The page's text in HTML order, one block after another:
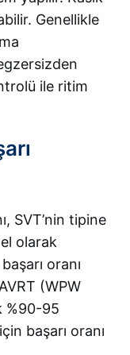
Genellikle
ile ritim
SVT’nin tipine
olarak
oranı
(WPW
%90-95
başarı oranı